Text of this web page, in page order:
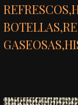
REFRESCOS,
BOTELLAS,
GASEOSAS,